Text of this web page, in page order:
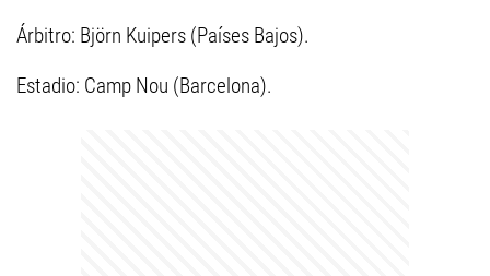
Árbitro: Björn Kuipers (Países Bajos).
Estadio: Camp Nou (Barcelona).